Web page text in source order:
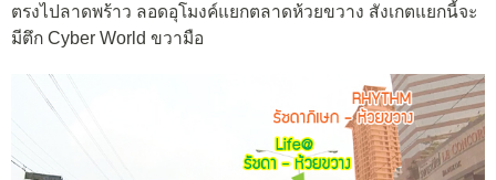
ตรงไปลาดพร้าว ลอดอุโมงค์แยกตลาดห้วยขวาง สังเกตแยกนี้จะ
มีตึก Cyber World ขวามือ